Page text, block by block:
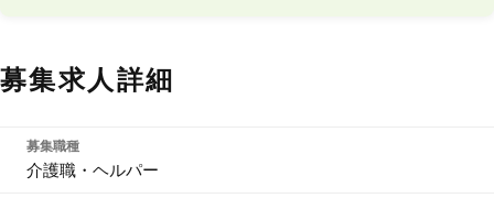
募集求人詳細
募集職種
介護職・ヘルパー